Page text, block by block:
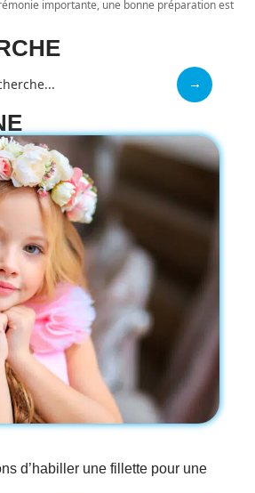
importante, une bonne préparation est
d’habiller une fillette pour une